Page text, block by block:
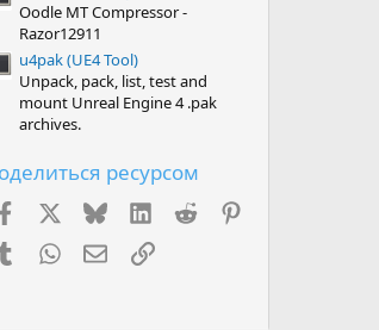
Oodle MT Compressor -
Razor12911
u4pak (UE4 Tool)
Unpack, pack, list, test and
mount Unreal Engine 4 .pak
archives.
ресурсом
FacebookX (Twitter)
Bluesky LinkedInReddit
TumblrWhatsAppЭлектронная почта
Ссылка